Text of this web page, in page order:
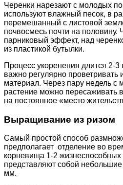
Черенки нарезают с молодых
используют влажный песок, в
перемешанный с листовой
почвосмесь почти на половину.
парниковый эффект, над
из пластикой бутылки.
Процесс укоренения длится 2-3
важно регулярно проветривать
материал. Через пару недель с
растение можно пересаживать
на постоянное «место
Выращивание из ризом
Самый простой способ
предполагает отделение во
корневища 1-2
представляют собой
мм.